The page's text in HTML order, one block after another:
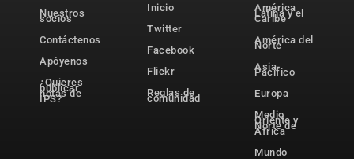
Nuestros
socios
Contáctenos
Apóyenos
¿Quieres
publicar
notas de
IPS?
Inicio
Twitter
Facebook
Flickr
Reglas de
comunidad
América
Latina y el
Caribe
América del
Norte
Asia-
Pacífico
Europa
Medio
Oriente y
Norte de
África
Mundo